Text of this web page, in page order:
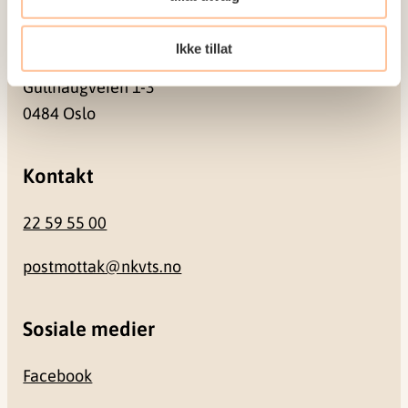
Ikke tillat
Gullhaugveien 1-3
0484 Oslo
Kontakt
22 59 55 00
postmottak@nkvts.no
Sosiale medier
Facebook